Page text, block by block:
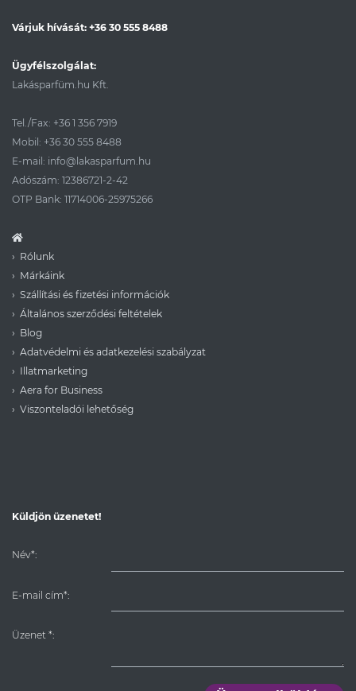
Várjuk hívását: +36 30 555 8488
Ügyfélszolgálat:
Lakásparfüm.hu Kft.
Tel./Fax: +36 1 356 7919
Mobil: +36 30 555 8488
E-mail: info@lakasparfum.hu
Adószám: 12386721-2-42
OTP Bank: 11714006-25975266
Rólunk
Márkáink
Szállítási és fizetési információk
Általános szerződési feltételek
Blog
Adatvédelmi és adatkezelési szabályzat
Illatmarketing
Aera for Business
Viszonteladói lehetőség
Küldjön üzenetet!
Név*:
E-mail cím*:
Üzenet *: